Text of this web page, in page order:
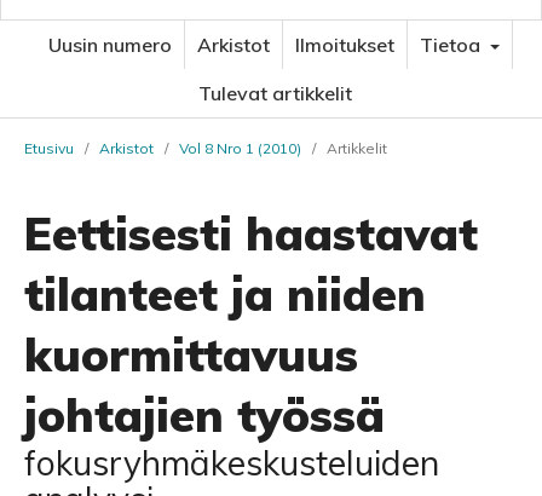
Uusin numero Arkistot Ilmoitukset
Tietoa
Tulevat artikkelit
Etusivu / Arkistot / Vol 8 Nro 1 (2010) / Artikkelit
Eettisesti haastavat
tilanteet ja niiden
kuormittavuus
johtajien työssä
fokusryhmäkeskusteluiden